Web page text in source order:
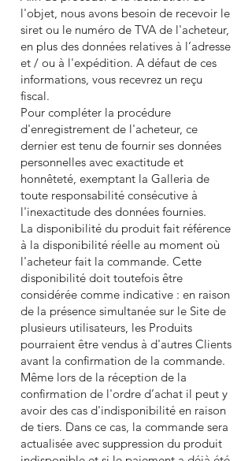
l'objet, nous avons besoin de recevoir le
siret ou le numéro de TVA de l'acheteur,
en plus des données relatives à l’adresse
et / ou à l'expédition. A défaut de ces
informations, vous recevrez un reçu
fiscal.
Pour compléter la procédure
d'enregistrement de l'acheteur, ce
dernier est tenu de fournir ses données
personnelles avec exactitude et
honnêteté, exemptant la Galleria de
toute responsabilité consécutive à
l'inexactitude des données fournies.
La disponibilité du produit fait référence
à la disponibilité réelle au moment où
l'acheteur fait la commande. Cette
disponibilité doit toutefois être
considérée comme indicative : en raison
de la présence simultanée sur le Site de
plusieurs utilisateurs, les Produits
pourraient être vendus à d'autres Clients
avant la confirmation de la commande.
Même lors de la réception de la
confirmation de l'ordre d’achat il peut y
avoir des cas d'indisponibilité en raison
de tiers. Dans ce cas, la commande sera
actualisée avec suppression du produit